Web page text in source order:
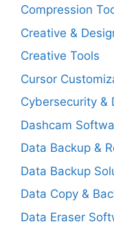
Compression
Creative &
Creative Tools
Cursor
Cybersecurity &
Dashcam
Data Backup &
Data Backup
Data Copy &
Data Eraser